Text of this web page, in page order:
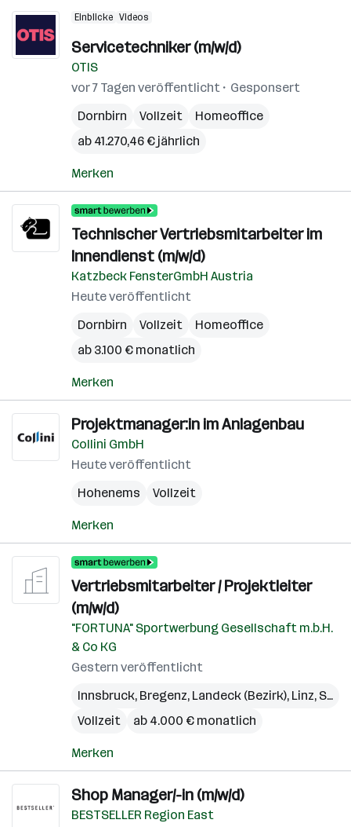
Einblicke Videos
Servicetechniker (m/w/d)
OTIS
vor 7 Tagen veröffentlicht
Gesponsert
Dornbirn
Vollzeit
Homeoffice
ab 41.270,46 € jährlich
Merken
Technischer Vertriebsmitarbeiter im
Innendienst (m/w/d)
Katzbeck FensterGmbH Austria
Heute veröffentlicht
Dornbirn
Vollzeit
Homeoffice
ab 3.100 € monatlich
Merken
Projektmanager:in im Anlagenbau
Collini GmbH
Heute veröffentlicht
Hohenems
Vollzeit
Merken
Vertriebsmitarbeiter / Projektleiter
(m/w/d)
"FORTUNA" Sportwerbung Gesellschaft m.b.H.
& Co KG
Gestern veröffentlicht
Innsbruck, Bregenz, Landeck (Bezirk), Linz, St. Pölten
Vollzeit
ab 4.000 € monatlich
Merken
Shop Manager/-in (m/w/d)
BESTSELLER Region East